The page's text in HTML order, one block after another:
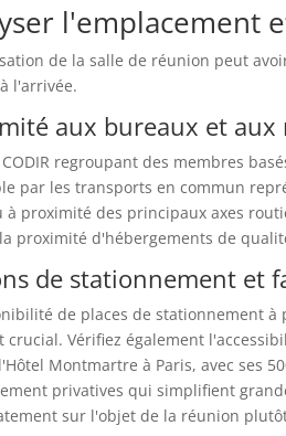
l'emplacement
de la salle de réunion peut
l'arrivée.
aux bureaux et
regroupant des membres
par les transports en commun
à proximité des principaux axes
proximité d'hébergements de
de stationnement et
de places de stationnement
crucial. Vérifiez également
Montmartre à Paris, avec ses
privatives qui simplifient
sur l'objet de la réunion